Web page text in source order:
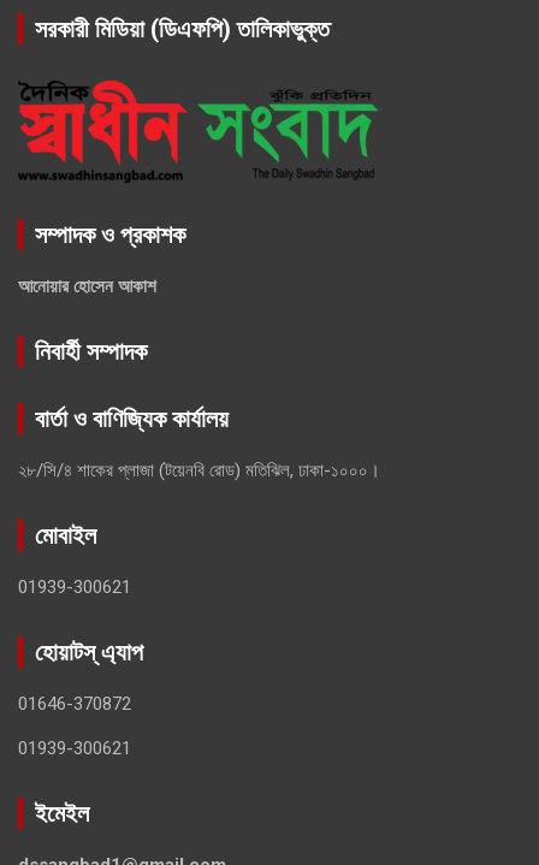
সরকারী মিডিয়া (ডিএফপি) তালিকাভুক্ত
সম্পাদক ও প্রকাশক
আনোয়ার হোসেন আকাশ
নিবার্হী সম্পাদক
বার্তা ও বাণিজ্যিক কার্যালয়
২৮/সি/৪ শাকের প্লাজা (টয়েনবি রোড) মতিঝিল, ঢাকা-১০০০।
মোবাইল
01939-300621
হোয়াটস্ এ্যাপ
01646-370872
01939-300621
ইমেইল